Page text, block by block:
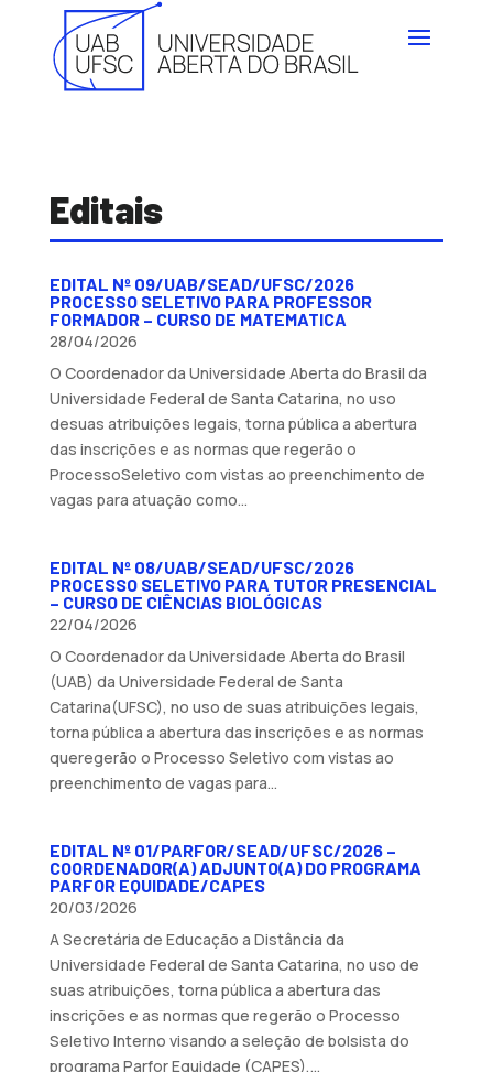
Editais
EDITAL Nº 09/UAB/SEAD/UFSC/2026
PROCESSO SELETIVO PARA PROFESSOR
FORMADOR – CURSO DE MATEMATICA
28/04/2026
O Coordenador da Universidade Aberta do Brasil da
Universidade Federal de Santa Catarina, no uso
desuas atribuições legais, torna pública a abertura
das inscrições e as normas que regerão o
ProcessoSeletivo com vistas ao preenchimento de
vagas para atuação como...
EDITAL Nº 08/UAB/SEAD/UFSC/2026
PROCESSO SELETIVO PARA TUTOR PRESENCIAL
– CURSO DE CIÊNCIAS BIOLÓGICAS
22/04/2026
O Coordenador da Universidade Aberta do Brasil
(UAB) da Universidade Federal de Santa
Catarina(UFSC), no uso de suas atribuições legais,
torna pública a abertura das inscrições e as normas
queregerão o Processo Seletivo com vistas ao
preenchimento de vagas para...
EDITAL Nº 01/PARFOR/SEAD/UFSC/2026 –
COORDENADOR(A) ADJUNTO(A) DO PROGRAMA
PARFOR EQUIDADE/CAPES
20/03/2026
A Secretária de Educação a Distância da
Universidade Federal de Santa Catarina, no uso de
suas atribuições, torna pública a abertura das
inscrições e as normas que regerão o Processo
Seletivo Interno visando a seleção de bolsista do
programa Parfor Equidade (CAPES),...